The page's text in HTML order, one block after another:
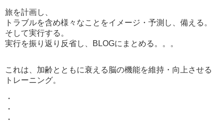
旅を計画し、
トラブルを含め様々なことをイメージ・予測し、備える。
そして実行する。
実行を振り返り反省し、BLOGにまとめる。。。
これは、加齢とともに衰える脳の機能を維持・向上させる
トレーニング。
・
・
・